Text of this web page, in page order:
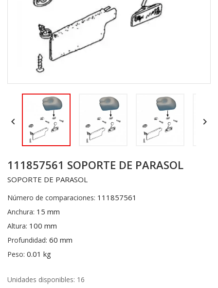
 
111857561 SOPORTE DE PARASOL
SOPORTE DE PARASOL
Número de comparaciones: 111857561
Anchura: 15 mm
Altura: 100 mm
Profundidad: 60 mm
Peso: 0.01 kg
Unidades disponibles: 16